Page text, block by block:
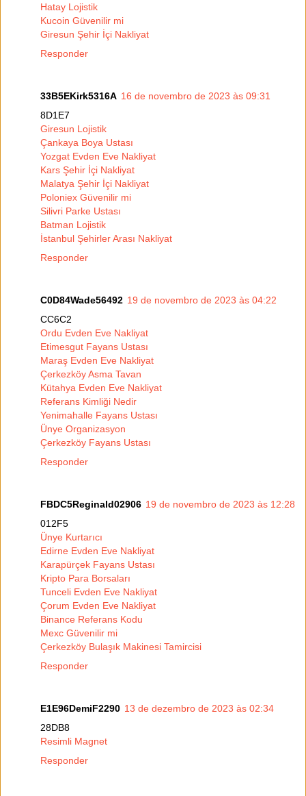
Hatay Lojistik
Kucoin Güvenilir mi
Giresun Şehir İçi Nakliyat
Responder
33B5EKirk5316A 16 de novembro de 2023 às 09:31
8D1E7
Giresun Lojistik
Çankaya Boya Ustası
Yozgat Evden Eve Nakliyat
Kars Şehir İçi Nakliyat
Malatya Şehir İçi Nakliyat
Poloniex Güvenilir mi
Silivri Parke Ustası
Batman Lojistik
İstanbul Şehirler Arası Nakliyat
Responder
C0D84Wade56492 19 de novembro de 2023 às 04:22
CC6C2
Ordu Evden Eve Nakliyat
Etimesgut Fayans Ustası
Maraş Evden Eve Nakliyat
Çerkezköy Asma Tavan
Kütahya Evden Eve Nakliyat
Referans Kimliği Nedir
Yenimahalle Fayans Ustası
Ünye Organizasyon
Çerkezköy Fayans Ustası
Responder
FBDC5Reginald02906 19 de novembro de 2023 às 12:28
012F5
Ünye Kurtarıcı
Edirne Evden Eve Nakliyat
Karapürçek Fayans Ustası
Kripto Para Borsaları
Tunceli Evden Eve Nakliyat
Çorum Evden Eve Nakliyat
Binance Referans Kodu
Mexc Güvenilir mi
Çerkezköy Bulaşık Makinesi Tamircisi
Responder
E1E96DemiF2290 13 de dezembro de 2023 às 02:34
28DB8
Resimli Magnet
Responder